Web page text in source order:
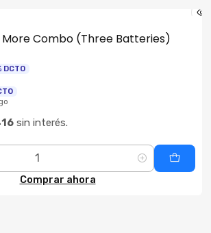
More Combo (Three Batteries)
DCTO
sin interés.
Comprar ahora